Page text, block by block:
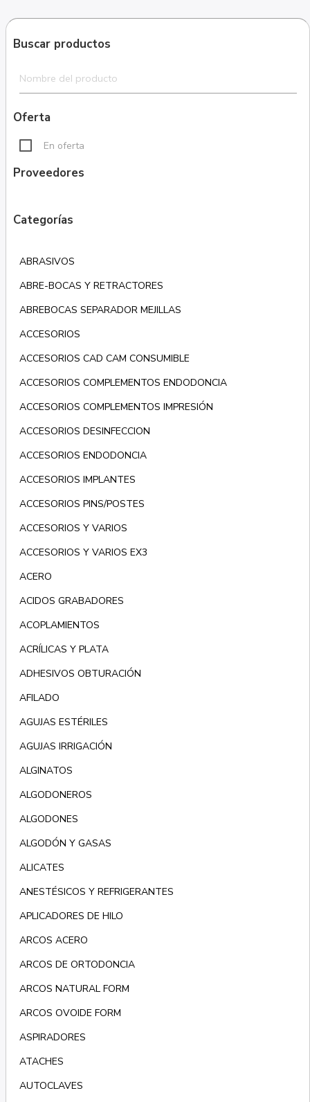
Buscar productos
Oferta
En oferta
Proveedores
Categorías
ABRASIVOS
ABRE-BOCAS Y RETRACTORES
ABREBOCAS SEPARADOR MEJILLAS
ACCESORIOS
ACCESORIOS CAD CAM CONSUMIBLE
ACCESORIOS COMPLEMENTOS ENDODONCIA
ACCESORIOS COMPLEMENTOS IMPRESIÓN
ACCESORIOS DESINFECCION
ACCESORIOS ENDODONCIA
ACCESORIOS IMPLANTES
ACCESORIOS PINS/POSTES
ACCESORIOS Y VARIOS
ACCESORIOS Y VARIOS EX3
ACERO
ACIDOS GRABADORES
ACOPLAMIENTOS
ACRÍLICAS Y PLATA
ADHESIVOS OBTURACIÓN
AFILADO
AGUJAS ESTÉRILES
AGUJAS IRRIGACIÓN
ALGINATOS
ALGODONEROS
ALGODONES
ALGODÓN Y GASAS
ALICATES
ANESTÉSICOS Y REFRIGERANTES
APLICADORES DE HILO
ARCOS ACERO
ARCOS DE ORTODONCIA
ARCOS NATURAL FORM
ARCOS OVOIDE FORM
ASPIRADORES
ATACHES
AUTOCLAVES